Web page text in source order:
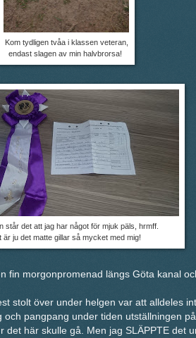
Kom tydligen tvåa i klassen veteran,
endast slagen av min halvbrorsa!
står det att jag har något för mjuk päls, hrmff.
är ju det matte gillar så mycket med mig!
fin morgonpromenad längs Göta kanal
stolt över under helgen var att alldeles
och pangpang under tiden utställningen
det här skulle gå. Men jag SLÄPPTE det